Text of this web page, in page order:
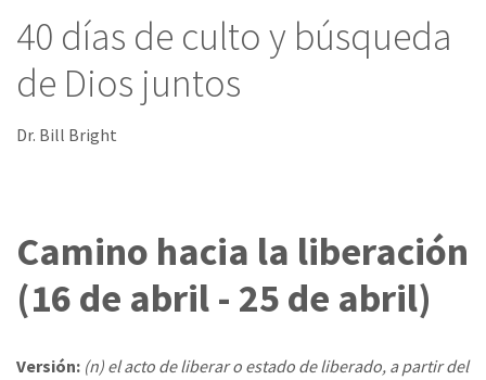
40 días de culto y búsqueda
de Dios juntos
Dr. Bill Bright
Camino hacia la liberación
(16 de abril - 25 de abril)
Versión: (n) el acto de liberar o estado de liberado, a partir del